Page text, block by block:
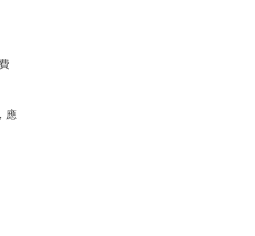
應